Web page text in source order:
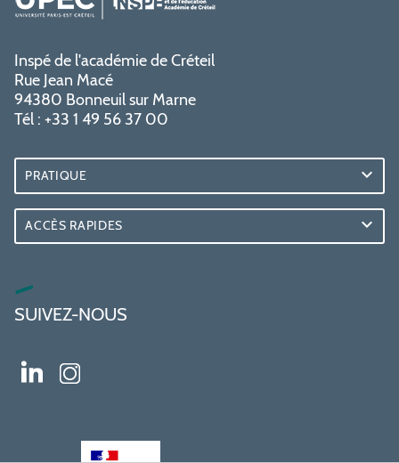
Inspé de l'académie de Créteil
Rue Jean Macé
94380 Bonneuil sur Marne
Tél : +33 1 49 56 37 00
PRATIQUE
ACCÈS RAPIDES
SUIVEZ-NOUS